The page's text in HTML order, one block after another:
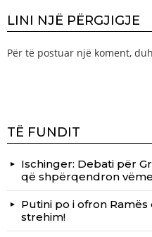
LINI NJË PËRGJIGJE
Për të postuar një koment,
TË FUNDIT
Ischinger: Debati për
që shpërqendron
Putini po i ofron
strehim!